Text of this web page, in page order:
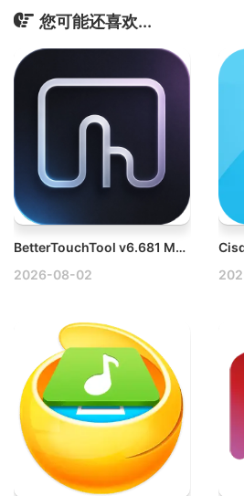
您可能还喜欢...
BetterTouchTool v6.681 Mac触摸板增强工具破解版
2026-08-02